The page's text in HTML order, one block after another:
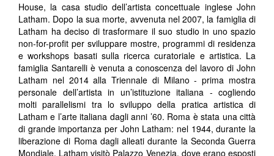
House, la casa studio dell’artista concettuale inglese John
Latham. Dopo la sua morte, avvenuta nel 2007, la famiglia di
Latham ha deciso di trasformare il suo studio in uno spazio
non-for-profit per sviluppare mostre, programmi di residenza
e workshops basati sulla ricerca curatoriale e artistica. La
famiglia Santarelli è venuta a conoscenza del lavoro di John
Latham nel 2014 alla Triennale di Milano - prima mostra
personale dell’artista in un’istituzione italiana - cogliendo
molti parallelismi tra lo sviluppo della pratica artistica di
Latham e l’arte italiana dagli anni ’60. Roma è stata una città
di grande importanza per John Latham: nel 1944, durante la
liberazione di Roma dagli alleati durante la Seconda Guerra
Mondiale, Latham visitò Palazzo Venezia, dove erano esposti